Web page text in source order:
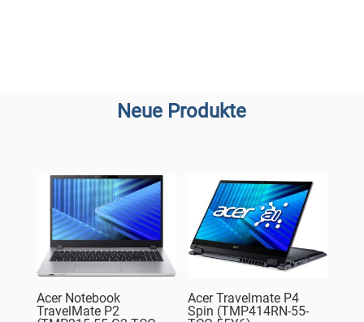
Neue Produkte
Acer Notebook
TravelMate P2
Acer Travelmate P4
Spin (TMP414RN-55-